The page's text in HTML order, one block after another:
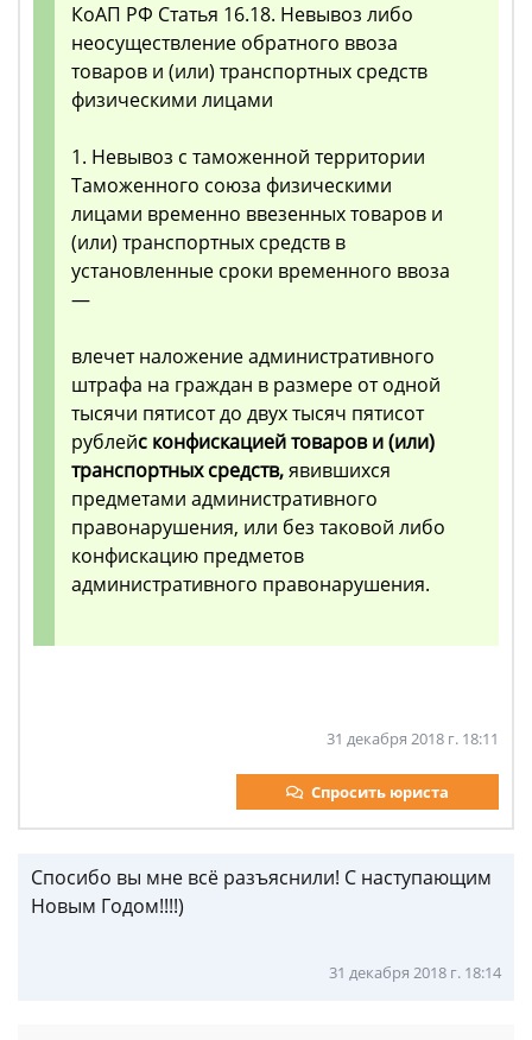
КоАП РФ Статья 16.18. Невывоз либо
неосуществление обратного ввоза
товаров и (или) транспортных средств
физическими лицами
1. Невывоз с таможенной территории
Таможенного союза физическими
лицами временно ввезенных товаров и
(или) транспортных средств в
установленные сроки временного ввоза
—
влечет наложение административного
штрафа на граждан в размере от одной
тысячи пятисот до двух тысяч пятисот
рублейс конфискацией товаров и (или)
транспортных средств,явившихся
предметами административного
правонарушения, или без таковой либо
конфискацию предметов
административного правонарушения.
31 декабря 2018 г. 18:11
Спросить юриста
Спосибо вы мне всё разъяснили! С наступающим
Новым Годом!!!!)
31 декабря 2018 г. 18:14